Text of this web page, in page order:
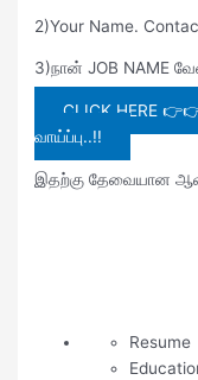
2)Your Name.
3)நான் JOB NAME
CLICK HERE
வாய்ப்பு..!!
இதற்கு தேவையான
Resume